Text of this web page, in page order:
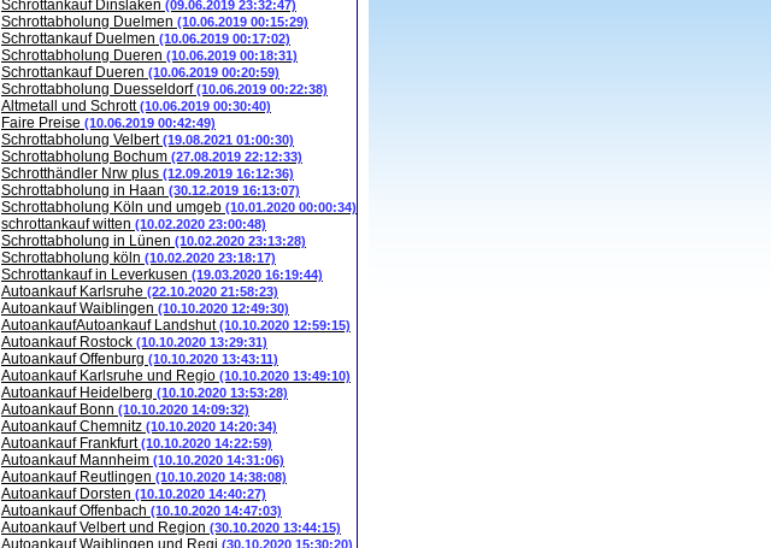
Schrottankauf Dinslaken (09.06.2019 23:32:47)
Schrottabholung Duelmen (10.06.2019 00:15:29)
Schrottankauf Duelmen (10.06.2019 00:17:02)
Schrottabholung Dueren (10.06.2019 00:18:31)
Schrottankauf Dueren (10.06.2019 00:20:59)
Schrottabholung Duesseldorf(10.06.2019 00:22:38)
Altmetall und Schrott(10.06.2019 00:30:40)
Faire Preise (10.06.2019 00:42:49)
Schrottabholung Velbert(19.08.2021 01:00:30)
Schrottabholung Bochum (27.08.2019 22:12:33)
Schrotthändler Nrw plus (12.09.2019 16:12:36)
Schrottabholung in Haan (30.12.2019 16:13:07)
Schrottabholung Köln und umgeb (10.01.2020 00:00:34)
schrottankauf witten (10.02.2020 23:00:48)
Schrottabholung in Lünen (10.02.2020 23:13:28)
Schrottabholung köln (10.02.2020 23:18:17)
Schrottankauf in Leverkusen (19.03.2020 16:19:44)
Autoankauf Karlsruhe (22.10.2020 21:58:23)
Autoankauf Waiblingen (10.10.2020 12:49:30)
AutoankaufAutoankauf Landshut(10.10.2020 12:59:15)
Autoankauf Rostock (10.10.2020 13:29:31)
Autoankauf Offenburg (10.10.2020 13:43:11)
Autoankauf Karlsruhe und Regio (10.10.2020 13:49:10)
Autoankauf Heidelberg (10.10.2020 13:53:28)
Autoankauf Bonn (10.10.2020 14:09:32)
Autoankauf Chemnitz (10.10.2020 14:20:34)
Autoankauf Frankfurt(10.10.2020 14:22:59)
Autoankauf Mannheim (10.10.2020 14:31:06)
Autoankauf Reutlingen (10.10.2020 14:38:08)
Autoankauf Dorsten (10.10.2020 14:40:27)
Autoankauf Offenbach (10.10.2020 14:47:03)
Autoankauf Velbert und Region (30.10.2020 13:44:15)
Autoankauf Waiblingen und Regi (30.10.2020 15:30:20)